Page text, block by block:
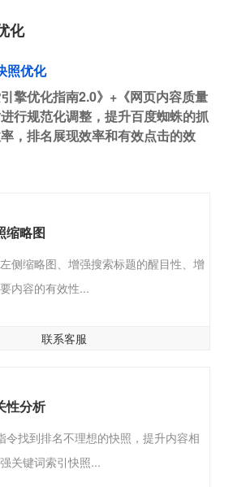
化
照优化
擎优化指南2.0》+《网页内容质量
行规范化调整，提升百度蜘蛛的抓
，排名展现效率和有效点击的效
缩略图
侧缩略图、增强搜索标题的醒目性、增
内容的有效性...
联系客服
性分析
令找到排名不理想的快照，提升内容相
关键词索引快照...